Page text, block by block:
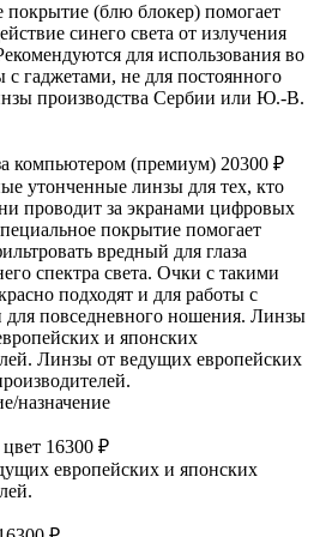
покрытие (блю блокер) помогает
синего света от излучения
для использования во
с гаджетами, не для постоянного
производства Сербии или Ю.-В.
компьютером (премиум) 20300 ₽
утонченные линзы для тех, кто
проводит за экранами цифровых
покрытие помогает
вредный для глаза
спектра света. Очки с такими
подходят и для работы с
для повседневного ношения. Линзы
и японских
Линзы от ведущих европейских
назначение
16300 ₽
европейских и японских